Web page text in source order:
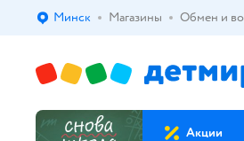
Выбор адреса доставки.
Минск Магазины Обмен и
Акции